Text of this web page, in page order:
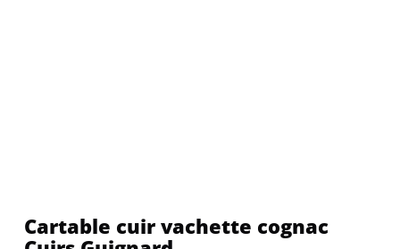
Cartable cuir vachette cognac